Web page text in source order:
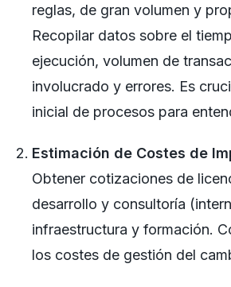
reglas, de gran volumen y
Recopilar datos sobre el
ejecución, volumen de
involucrado y errores. Es
inicial de procesos para
Estimación de Costes de
Obtener cotizaciones de
desarrollo y consultoría
infraestructura y formación.
los costes de gestión del